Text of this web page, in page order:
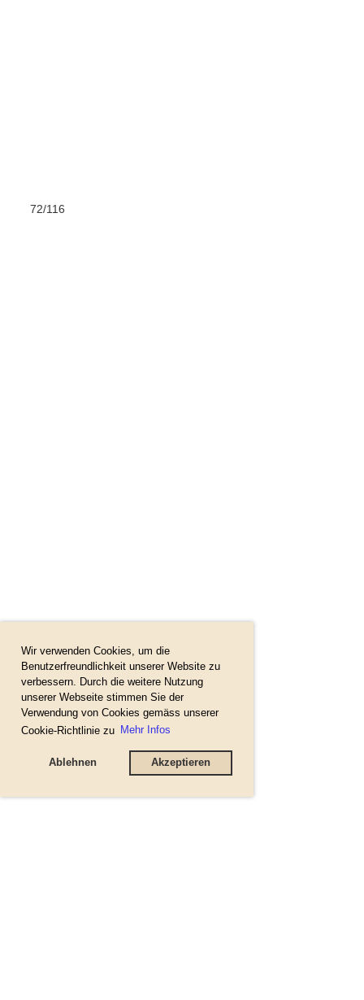
Wir verwenden Cookies, um die
Benutzerfreundlichkeit unserer Website zu
verbessern. Durch die weitere Nutzung
unserer Webseite stimmen Sie der
Verwendung von Cookies gemäss unserer
Cookie-Richtlinie zu Mehr Infos
Ablehnen Akzeptieren